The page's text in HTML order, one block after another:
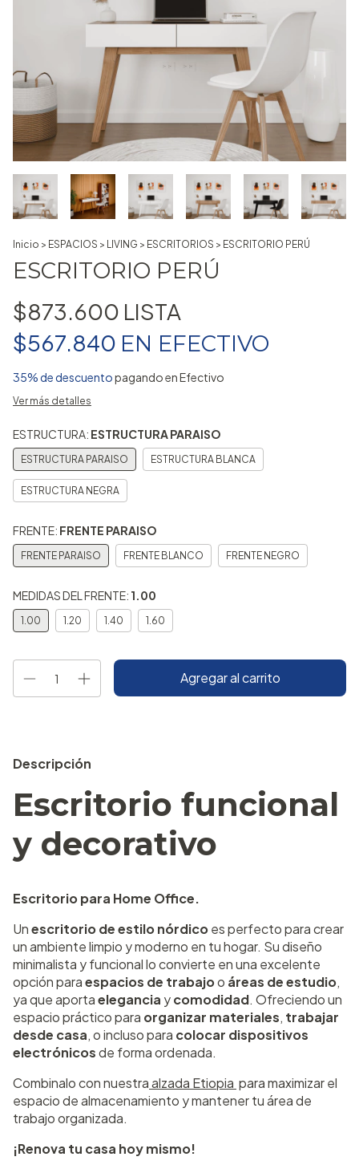
Inicio > ESPACIOS > LIVING > ESCRITORIOS > ESCRITORIO PERÚ
ESCRITORIO PERÚ
$873.600
$567.840 EN EFECTIVO
35% de descuentopagando en Efectivo
Ver más detalles
ESTRUCTURA: ESTRUCTURA PARAISO
ESTRUCTURA PARAISO ESTRUCTURA BLANCA
ESTRUCTURA NEGRA
FRENTE: FRENTE PARAISO
FRENTE PARAISO FRENTE BLANCO FRENTE NEGRO
MEDIDAS DEL FRENTE: 1.00
1.00 1.20 1.40 1.60
Descripción
Escritorio funcional
y decorativo
Escritorio para Home Office.
Unescritorio de estilo nórdicoes perfecto para crear
un ambiente limpio y moderno en tu hogar. Su diseño
minimalista y funcional lo convierte en una excelente
opción paraespacios de trabajoo áreas de estudio,
ya que aportaelegancia ycomodidad. Ofreciendo un
espacio práctico para organizar materiales, trabajar
desde casa, o incluso para colocar dispositivos
electrónicosde forma ordenada.
Combinalo con nuestraalzada Etiopia para maximizar el
espacio de almacenamiento y mantener tu área de
trabajo organizada.
¡Renova tu casa hoy mismo!